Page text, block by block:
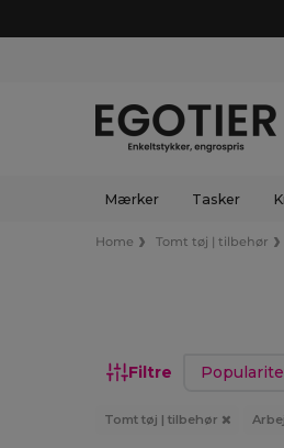
Mærker Tasker
Home Tomt tøj | tilbehør
Filtre Sorter efter
Tomt tøj | tilbehør